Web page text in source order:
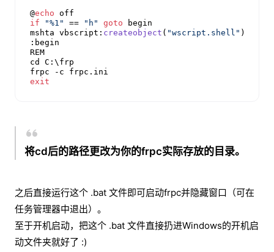
@echo
if
"%1" == "h" goto begin
mshta vbscript: createobject ( "wscript.shell" ).
:begin
REM
cd C:\frp
exit
将cd后的路径更改为你的frpc实际存放的目录。
之后直接运行这个 .bat 文件即可启动frpc并隐藏窗口（可在
任务管理器中退出）。
至于开机启动，把这个 .bat 文件直接扔进Windows的开机启
动文件夹就好了 :)